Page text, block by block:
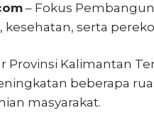
– Fokus
serta
Kalimantan
beberapa
masyarakat.